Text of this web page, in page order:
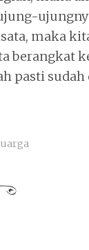
maka
berangkat
pasti sudah